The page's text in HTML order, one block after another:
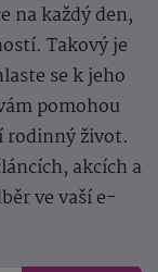
na každý den,
Takový je
se k jeho
pomohou
rodinný život.
akcích a
ve vaší e-